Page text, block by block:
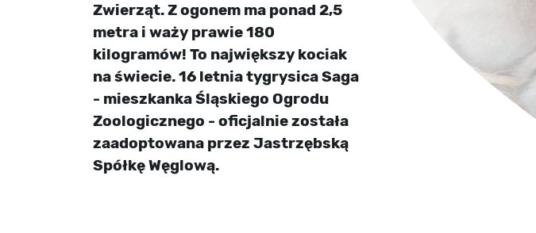
Zwierząt. Z ogonem ma ponad 2,5
metra i waży prawie 180
kilogramów! To największy kociak
na świecie. 16 letnia tygrysica Saga
- mieszkanka Śląskiego Ogrodu
Zoologicznego - oficjalnie została
zaadoptowana przez Jastrzębską
Spółkę Węglową.